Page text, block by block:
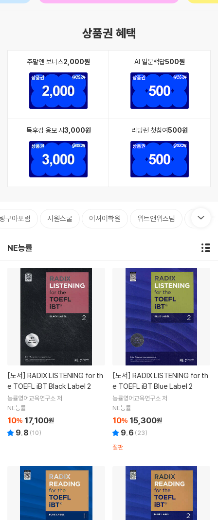
상품권 혜택
주말엔 보너스2,000원 AI 일문백답500원
독후감 응모 시3,000원 리딩런 첫참여500원
구아포럼 시원스쿨 어셔어학원 위트앤위즈덤 파고다
NE능률
[도서]
e TOEFL iBT Black Label 2
능률영어교육연구소 저
NE능률
10% 17,100원
9.8 (10)
[도서]
e TOEFL iBT Blue Label 2
능률영어교육연구소 저
NE능률
10% 15,300원
9.6 (23)
절판